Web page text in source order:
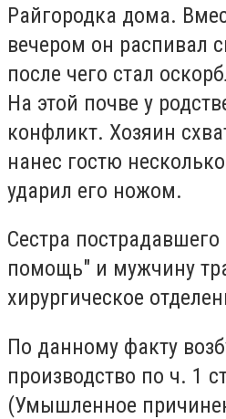
Райгородка дома.
вечером он распивал
после чего стал
На этой почве у
конфликт. Хозяин
нанес гостю
ударил его ножом.
Сестра
помощь" и мужчину
хирургическое
По данному факту
производство по ч. 1
(Умышленное